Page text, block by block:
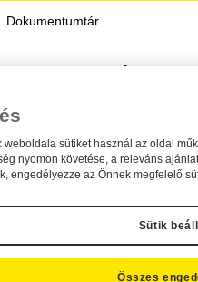
BANK
Dokumentumtár
kereséséhez kérjük,
weboldala sütiket használ az oldal
nyomon követése, a releváns
engedélyezze az Önnek megfelelő
Sütik
Összes